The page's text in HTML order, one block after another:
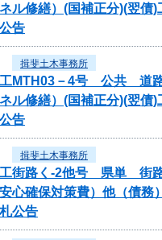
ル修繕）(国補正分)(翌債)
告
揖斐土木事務所
工MTH03－4号 公共 道
ル修繕）(国補正分)(翌債)
告
揖斐土木事務所
工街路く-2他号 県単 街
心確保対策費）他（債務
公告